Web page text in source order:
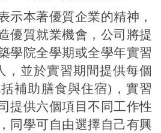
示本著優質企業的精神，
優質就業機會，公司將提
學院全學期或全學年實習
，並於實習期間提供每個
補助膳食與住宿)，實習
提供六個項目不同工作性
同學可自由選擇自己有興